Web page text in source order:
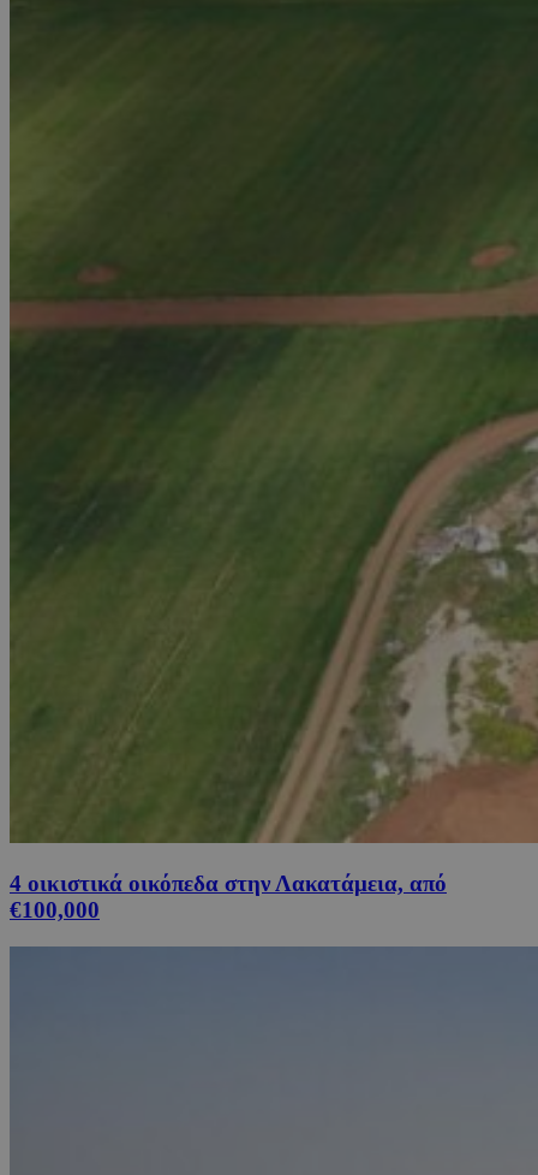
4 οικιστικά οικόπεδα στην Λακατάμεια, από
€100,000